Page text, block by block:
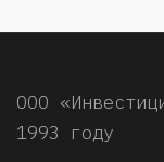
ООО
1993 году